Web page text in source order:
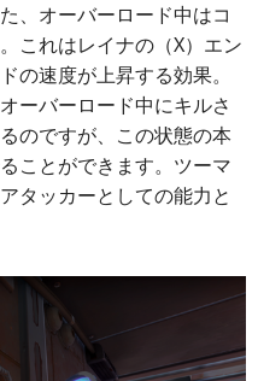
、オーバーロード中はコ
これはレイナの（X）エン
の速度が上昇する効果。
ーバーロード中にキルさ
のですが、この状態の本
ことができます。ツーマ
タッカーとしての能力と